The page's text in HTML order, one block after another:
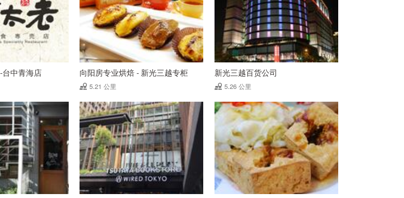
中青海店 向阳房专业烘焙 - 新光三越专柜
5.21 公里
新光三越百货公司
5.26 公里